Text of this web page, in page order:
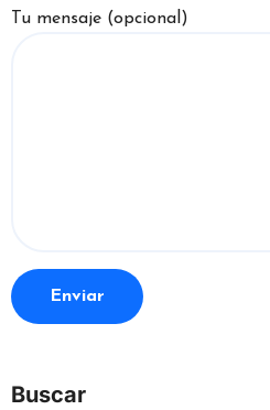
Tu mensaje (opcional)
Buscar